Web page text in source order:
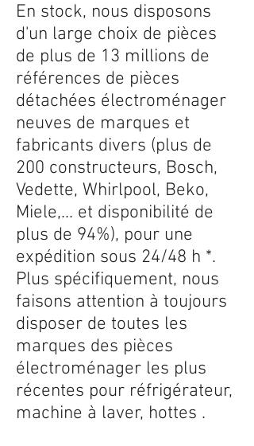
En stock, nous disposons
d'un large choix de pièces
de plus de 13 millions de
références de pièces
détachées électroménager
neuves de marques et
fabricants divers (plus de
200 constructeurs, Bosch,
Vedette, Whirlpool, Beko,
Miele,... et disponibilité de
plus de 94%), pour une
expédition sous 24/48 h *.
Plus spécifiquement, nous
faisons attention à toujours
disposer de toutes les
marques des pièces
électroménager les plus
récentes pour réfrigérateur,
machine à laver, hottes .